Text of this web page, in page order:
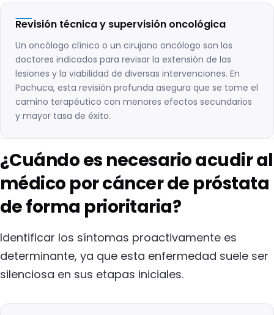
Revisión técnica y supervisión oncológica
Un oncólogo clínico o un cirujano oncólogo son los
doctores indicados para revisar la extensión de las
lesiones y la viabilidad de diversas intervenciones. En
Pachuca, esta revisión profunda asegura que se tome el
camino terapéutico con menores efectos secundarios
y mayor tasa de éxito.
¿Cuándo es necesario acudir al
médico por cáncer de próstata
de forma prioritaria?
Identificar los síntomas proactivamente es
determinante, ya que esta enfermedad suele ser
silenciosa en sus etapas iniciales.